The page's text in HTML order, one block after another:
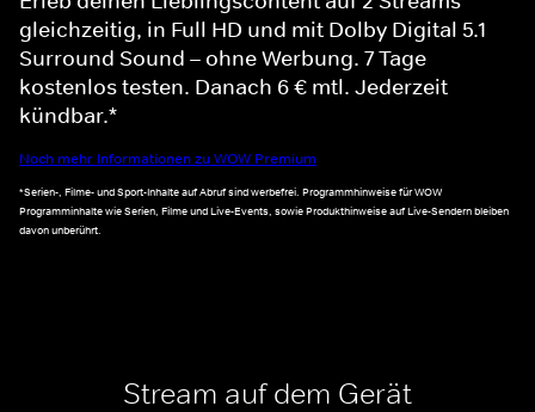
gleichzeitig, in Full HD und mit Dolby Digital 5.1
Surround Sound – ohne Werbung. 7 Tage
kostenlos testen. Danach 6 € mtl. Jederzeit
kündbar.*
Noch mehr Informationen zu WOW Premium
*Serien-, Filme- und Sport-Inhalte auf Abruf sind werbefrei. Programmhinweise für WOW
Programminhalte wie Serien, Filme und Live-Events, sowie Produkthinweise auf Live-Sendern bleiben
davon unberührt.
Stream auf dem Gerät